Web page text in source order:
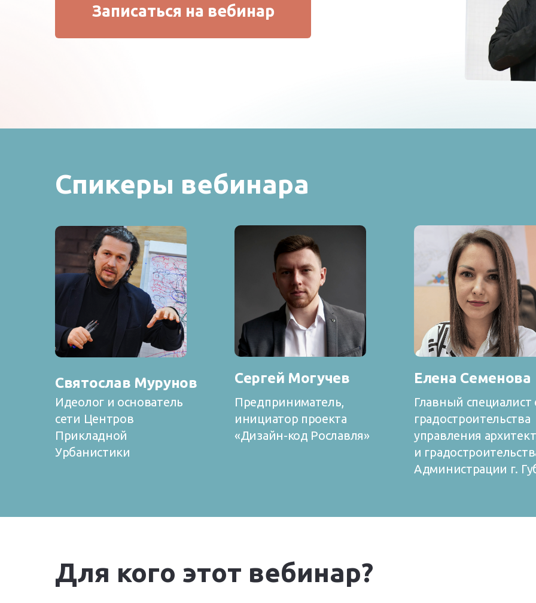
Записаться на вебинар
Главный специалист
градостроительства
управления
и
Администрации г.
Идеолог и основатель
сети Центров
Прикладной
Урбанистики
Предприниматель,
инициатор проекта
«Дизайн-код Рославля»
Святослав Мурунов Сергей Могучев Елена Семенова
Спикеры вебинара
Для кого этот вебинар?